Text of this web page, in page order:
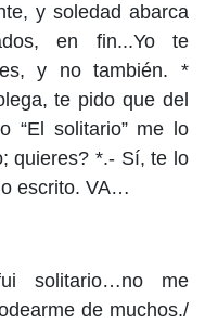
y soledad abarca
en fin...Yo te
y no también. *
te pido que del
“El solitario” me lo
quieres? *.- Sí, te lo
escrito. VA…
solitario…no me
de muchos./